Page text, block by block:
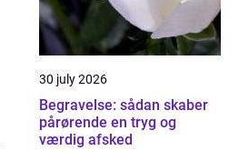
30 july 2026
Begravelse: sådan skaber
pårørende en tryg og
værdig afsked